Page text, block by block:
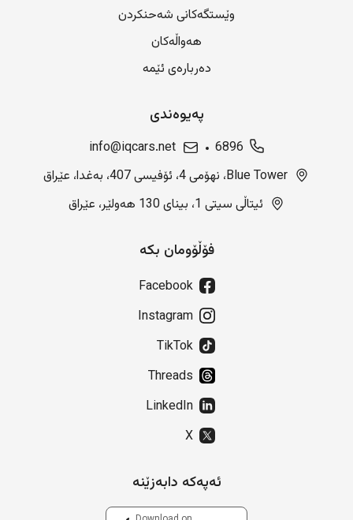
وێستگەکانی شەحنکردن
هەواڵەکان
دەربارەی ئێمە
پەیوەندی
6896
info@iqcars.net
Blue Tower، نهۆمی 4، ئۆفیسی 407، بەغدا، عێراق
ئیتاڵی سیتی 1، بینای 130 هەولێر، عێراق
فۆڵۆومان بکە
Facebook
Instagram
TikTok
Threads
LinkedIn
X
ئەپەکە دابەزێنە